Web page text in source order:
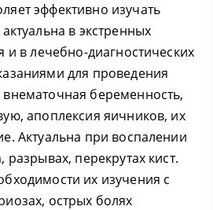
эффективно изучать
в экстренных
и в лечебно-диагностических
для проведения
беременность,
апоплексия яичников, их
Актуальна при воспалении
разрывах, перекрутах кист.
их изучения с
острых болях